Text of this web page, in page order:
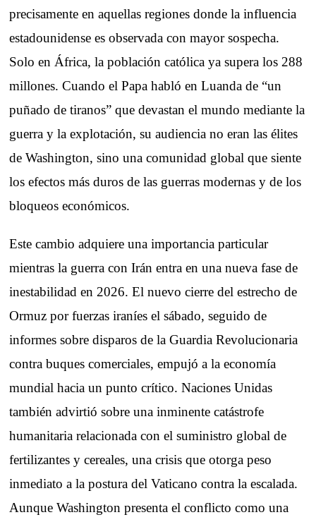
precisamente en aquellas regiones donde la influencia
estadounidense es observada con mayor sospecha.
Solo en África, la población católica ya supera los 288
millones. Cuando el Papa habló en Luanda de “un
puñado de tiranos” que devastan el mundo mediante la
guerra y la explotación, su audiencia no eran las élites
de Washington, sino una comunidad global que siente
los efectos más duros de las guerras modernas y de los
bloqueos económicos.
Este cambio adquiere una importancia particular
mientras la guerra con Irán entra en una nueva fase de
inestabilidad en 2026. El nuevo cierre del estrecho de
Ormuz por fuerzas iraníes el sábado, seguido de
informes sobre disparos de la Guardia Revolucionaria
contra buques comerciales, empujó a la economía
mundial hacia un punto crítico. Naciones Unidas
también advirtió sobre una inminente catástrofe
humanitaria relacionada con el suministro global de
fertilizantes y cereales, una crisis que otorga peso
inmediato a la postura del Vaticano contra la escalada.
Aunque Washington presenta el conflicto como una